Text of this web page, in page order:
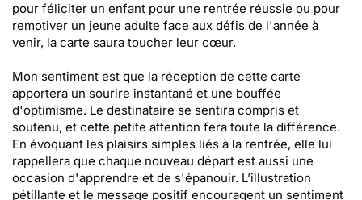
pour féliciter un enfant pour une rentrée réussie ou pour
remotiver un jeune adulte face aux défis de l'année à
venir, la carte saura toucher leur cœur.
Mon sentiment est que la réception de cette carte
apportera un sourire instantané et une bouffée
d'optimisme. Le destinataire se sentira compris et
soutenu, et cette petite attention fera toute la différence.
En évoquant les plaisirs simples liés à la rentrée, elle lui
rappellera que chaque nouveau départ est aussi une
occasion d'apprendre et de s'épanouir. L’illustration
pétillante et le message positif encouragent un sentiment